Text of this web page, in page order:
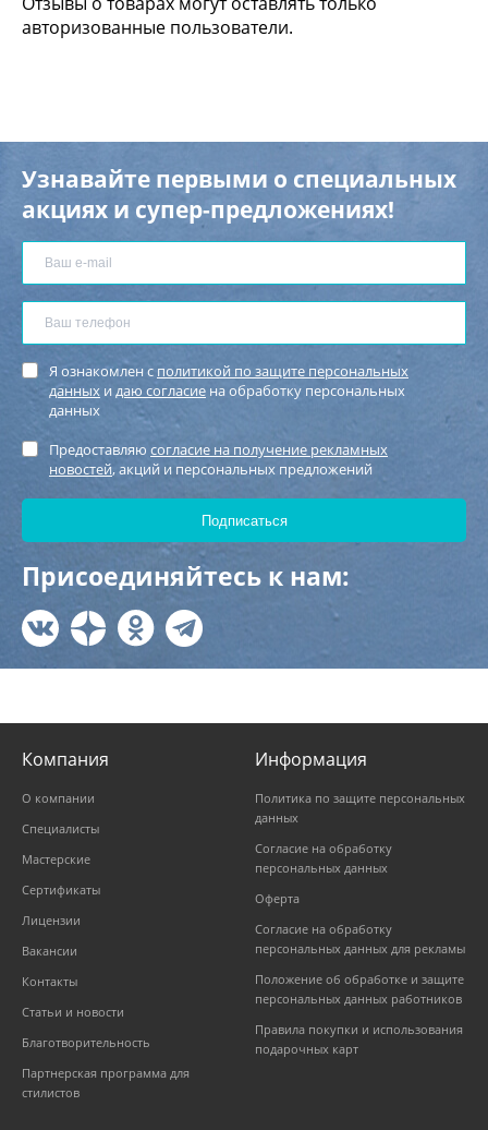
авторизованные пользователи.
Узнавайте первыми о специальных
акциях и супер-предложениях!
Я ознакомлен с политикой по защите персональных
данных и даю согласие на обработку персональных
данных
Предоставляю согласие на получение рекламных
новостей, акций и персональных предложений
Присоединяйтесь к нам:
Компания
О компании
Специалисты
Мастерские
Сертификаты
Лицензии
Вакансии
Контакты
Статьи и новости
Благотворительность
Партнерская программа для
стилистов
Информация
Политика по защите персональных
данных
Согласие на обработку
персональных данных
Оферта
Согласие на обработку
персональных данных для рекламы
Положение об обработке и защите
персональных данных работников
Правила покупки и использования
подарочных карт